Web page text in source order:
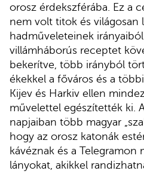
orosz érdekszférába. Ez a
nem volt titok és világosan
hadműveleteinek
villámháborús receptet
bekerítve, több irányból
ékekkel a főváros és a
Kijev és Harkiv ellen
művelettel egészítették ki.
napjaiban több magyar
hogy az orosz katonák
kávéznak és a Telegramon
lányokat, akikkel